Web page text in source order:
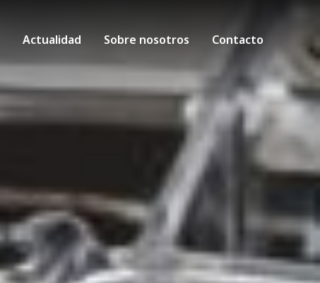
Actualidad Sobre nosotros Contacto